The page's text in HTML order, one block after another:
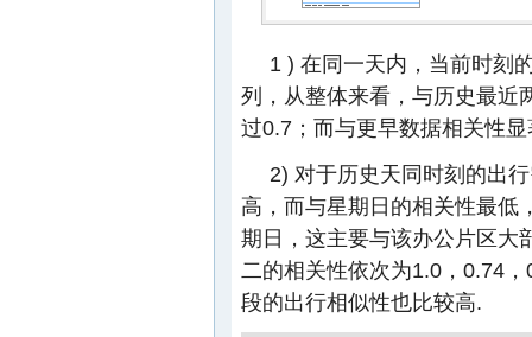
1 ) 在同一天内，当前时刻
列，从整体来看，与历史最近
过0.7；而与更早数据相关性
2) 对于历史天同时刻的出
高，而与星期日的相关性最低
期日，这主要与该办公片区大
二的相关性依次为1.0，0.74
段的出行相似性也比较高.